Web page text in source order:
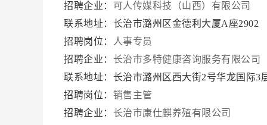
招聘企业： 可人传媒科技（山西）有限公司
联系地址：长治市潞州区金德利大厦A座2902
招聘岗位：
人事专员
招聘企业： 长治市多特健康咨询服务有限公司
联系地址：长治市潞州区西大街2号华龙国际3
招聘岗位： 销售主管
招聘企业： 长治市康仕麒养殖有限公司